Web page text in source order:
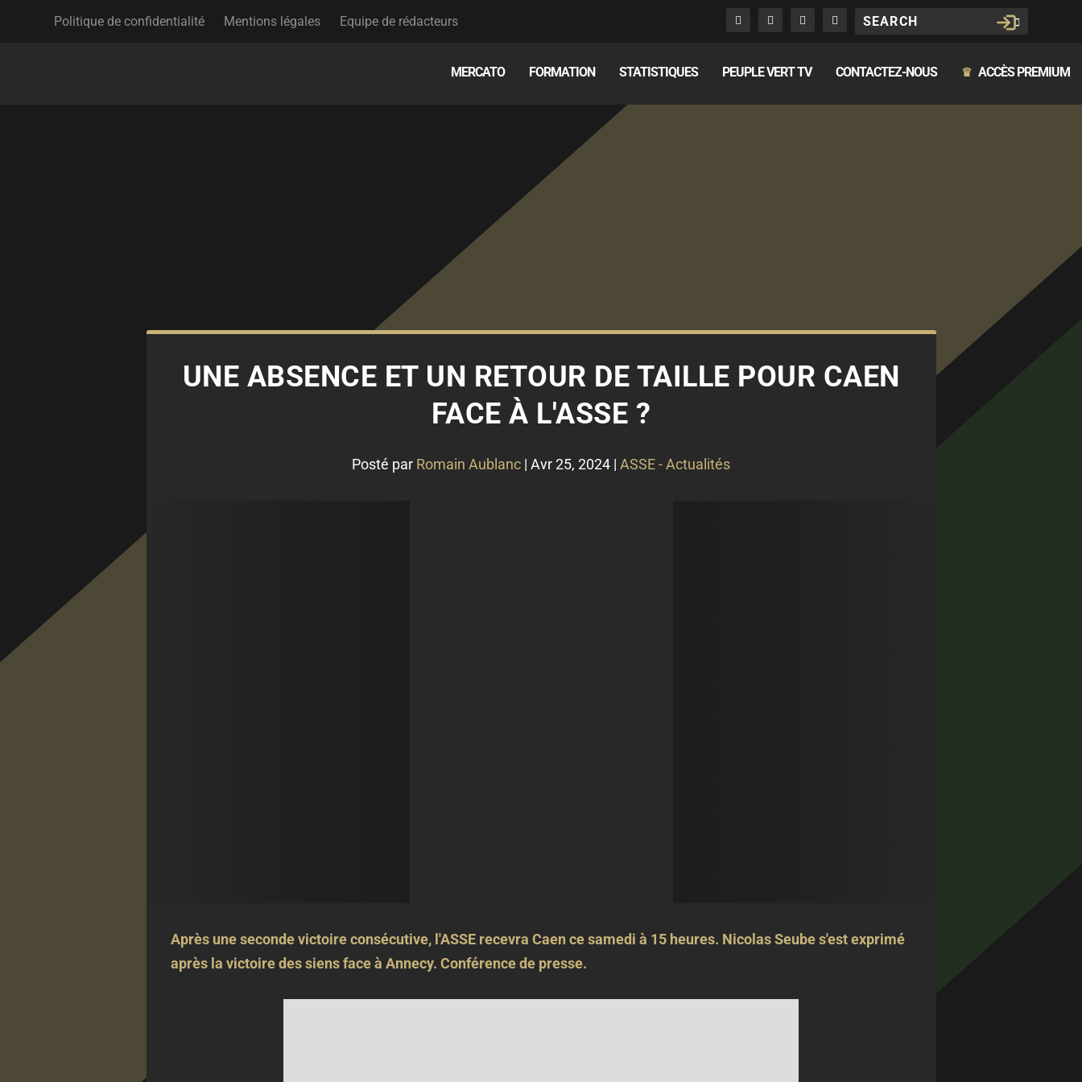
Politique de confidentialité Mentions légales Equipe de rédacteurs
MERCATO FORMATION STATISTIQUES PEUPLE VERT TV CONTACTEZ-NOUS ♛ ACCÈS PREMIUM
UNE ABSENCE ET UN RETOUR DE TAILLE POUR CAEN
FACE À L'ASSE ?
Posté par Romain Aublanc | Avr 25, 2024 | ASSE - Actualités
Après une seconde victoire consécutive, l'ASSE recevra Caen ce samedi à 15 heures. Nicolas Seube s'est exprimé
après la victoire des siens face à Annecy. Conférence de presse.